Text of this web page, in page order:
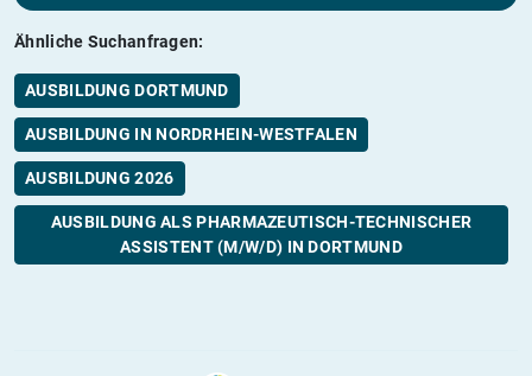
Ähnliche Suchanfragen:
AUSBILDUNG DORTMUND
AUSBILDUNG IN NORDRHEIN-WESTFALEN
AUSBILDUNG 2026
AUSBILDUNG ALS PHARMAZEUTISCH-TECHNISCHER
ASSISTENT (M/W/D) IN DORTMUND